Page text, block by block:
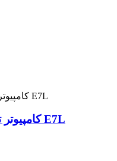
کامپیوتر توکار بدون فن | سری E7L